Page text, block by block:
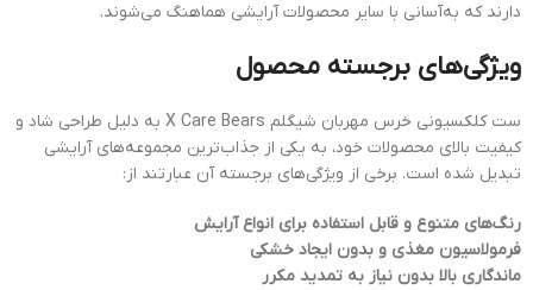
دارند که به‌آسانی با سایر محصولات آرایشی هماهنگ می‌شوند.
ویژگی‌های برجسته محصول
ست کلکسیونی خرس مهربان شیگلم X Care Bears به دلیل طراحی شاد و
کیفیت بالای محصولات خود، به یکی از جذاب‌ترین مجموعه‌های آرایشی
تبدیل شده است. برخی از ویژگی‌های برجسته آن عبارتند از:
رنگ‌های متنوع و قابل استفاده برای انواع آرایش
فرمولاسیون مغذی و بدون ایجاد خشکی
ماندگاری بالا بدون نیاز به تمدید مکرر